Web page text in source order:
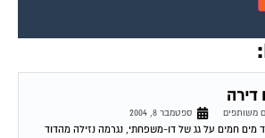
דירה
משותפים
ספטמבר 8, 2004
מים חמים על גג של דו-משפחתי, נגרמה נזילה מהדוד